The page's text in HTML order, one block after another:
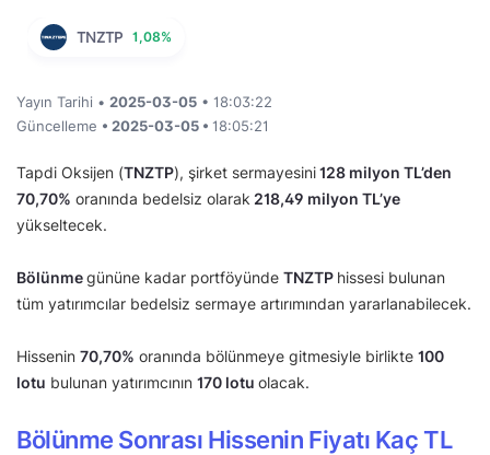
TNZTP 1,08%
Yayın Tarihi • 2025-03-05 • 18:03:22
Güncelleme • 2025-03-05 • 18:05:21
Tapdi Oksijen (TNZTP), şirket sermayesini128 milyon TL’den
70,70% oranında bedelsiz olarak 218,49 milyon TL’ye
yükseltecek.
Bölünmegününe kadar portföyünde TNZTP hissesi bulunan
tüm yatırımcılar bedelsiz sermaye artırımından yararlanabilecek.
Hissenin 70,70% oranında bölünmeye gitmesiyle birlikte 100
lotu bulunan yatırımcının 170 lotu olacak.
Bölünme Sonrası Hissenin Fiyatı Kaç TL